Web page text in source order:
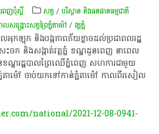
ពេញប៉ុស្តិ៍ សត្វ /បរិស្ថាន និងធនធានធម្មជាតិ
ង្គ្រោះសត្វព្រៃភ្នំតាម៉ៅ /​វត្ត​ភ្នំ
កឡុក​ និង​បង្ក​ភាពភ័យខ្លាច​ដល់​ប្រជាពលរដ្ឋ​
រះចក និង​សង្កាត់​វត្តភ្នំ ខណ្ឌ​ដូនពេញ នាពេល​
ៃ​ខណ្ឌ​រដ្ឋបាល​ព្រៃឈើ​ភ្នំពេញ សហការ​ជាមួយ​
នំ​តាម៉ៅ ចាប់យក​ទៅកាន់​ភ្នំ​តាម៉ៅ កាលពី​រសៀល​
national/2021-12-08-0941-